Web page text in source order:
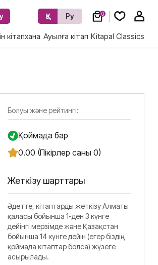
Қз Ру 0
кітапхана Ауылға кітап Kitapal Classics
Болуы және рейтингі:
Қоймада бар
0.00 (Пікірлер саны 0)
Жеткізу шарттары
Әдетте, кітаптарды жеткізу Алматы
қаласы бойынша 1-ден 3 күнге
дейінгі мерзімде және Қазақстан
бойынша 14 күнге дейін (егер біздің
қоймада кітаптар болса) жүзеге
асырылады.